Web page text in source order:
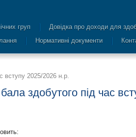
груп
Довідка про доходи для
Нормативні документи
вступу 2025/2026 н.р.
здобутого під час